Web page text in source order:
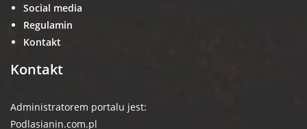
Social media
Regulamin
Kontakt
Kontakt
Administratorem portalu jest:
Podlasianin.com.pl